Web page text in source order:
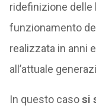
ridefinizione delle
funzionamento
realizzata in anni
all’attuale
In questo casosi